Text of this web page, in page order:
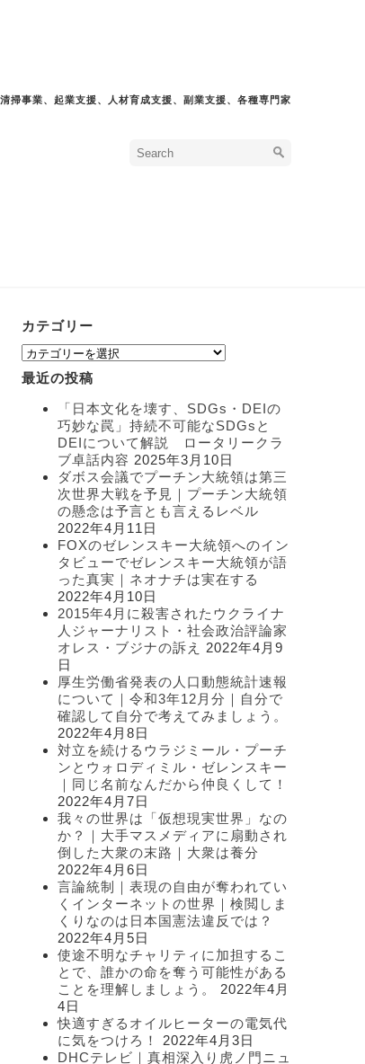
掃事業、起業支援、人材育成支援、副業支援、各種専門家
カテゴリー
カ
テ
ゴ
最近の投稿
「日本文化を壊す、SDGs・DEIの
巧妙な罠」持続不可能なSDGsと
DEIについて解説 ロータリークラ
ブ卓話内容 2025年3月10日
ダボス会議でプーチン大統領は第三
次世界大戦を予見｜プーチン大統領
の懸念は予言とも言えるレベル
2022年4月11日
FOXのゼレンスキー大統領へのイン
タビューでゼレンスキー大統領が語
った真実｜ネオナチは実在する
2022年4月10日
2015年4月に殺害されたウクライナ
人ジャーナリスト・社会政治評論家
オレス・ブジナの訴え
2022年4月9
日
厚生労働省発表の人口動態統計速報
について｜令和3年12月分｜自分で
確認して自分で考えてみましょう。
2022年4月8日
対立を続けるウラジミール・プーチ
ンとウォロディミル・ゼレンスキー
｜同じ名前なんだから仲良くして！
2022年4月7日
我々の世界は「仮想現実世界」なの
か？｜大手マスメディアに扇動され
倒した大衆の末路｜大衆は養分
2022年4月6日
言論統制｜表現の自由が奪われてい
くインターネットの世界｜検閲しま
くりなのは日本国憲法違反では？
2022年4月5日
使途不明なチャリティに加担するこ
とで、誰かの命を奪う可能性がある
ことを理解しましょう。
2022年4月
4日
快適すぎるオイルヒーターの電気代
に気をつけろ！
2022年4月3日
DHCテレビ｜真相深入り虎ノ門ニュ